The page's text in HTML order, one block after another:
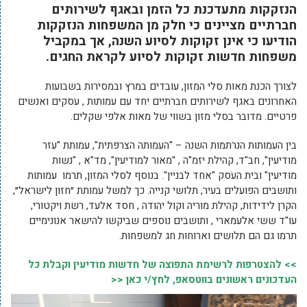
הנזקקות מתעדכנת כל הזמן ובאגף לשירותים
חברתיים מציינים כי חלק מן המשפחות הנזקקות
הודיעו כי אינן זקוקות לסיוע השנה, אך במקביל
משפחות חדשות זקוקות לסיוע לקראת החגים.
לצורך הכנת מאות סלי המזון, עובדים במרץ ובמסירות בשבועות
האחרונים באגף לשירותים חברתיים יחד עם עמותות , עסקים ואנשים
פרטיים. מדובר בסלי מזון בשווי של מאות אלפי שקלים.
בין העמותות הנרתמות השנה – "העמותה הצרפתית", עמותת "עזר
מודיעין", חב"ד, קהילת יזמ"ה , "מאור למודיעין", מד"א , "נשות
מודיעין" ובית העסק "אחד לבניין". בנוסף לסלי המזון, תרמו עמותות
ותושבים הפועלים בעיר, תלושי קנייה. כך למשל עמותת ״חזון לישראל״,
הקרן לידידות, קהילת מוריה וקול יהודה , חסד אלעד, רשת ויקטורי,
עו"ד ששי אלעמארי , ותושבים נוספים שביקשו להישאר אנונימיים
תרמו גם הם תלושים וארוחות חג למשפחות.
>> להצטרפות לרשימת התפוצה של חדשות מודיעין וקבלת כל
העדכונים ראשונים בווטסאפ, לחץ/י כאן <<